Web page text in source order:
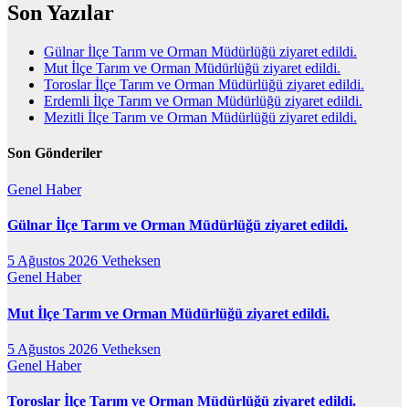
Son Yazılar
Gülnar İlçe Tarım ve Orman Müdürlüğü ziyaret edildi.
Mut İlçe Tarım ve Orman Müdürlüğü ziyaret edildi.
Toroslar İlçe Tarım ve Orman Müdürlüğü ziyaret edildi.
Erdemli İlçe Tarım ve Orman Müdürlüğü ziyaret edildi.
Mezitli İlçe Tarım ve Orman Müdürlüğü ziyaret edildi.
Son Gönderiler
Genel Haber
Gülnar İlçe Tarım ve Orman Müdürlüğü ziyaret edildi.
5 Ağustos 2026 Vetheksen
Genel Haber
Mut İlçe Tarım ve Orman Müdürlüğü ziyaret edildi.
5 Ağustos 2026 Vetheksen
Genel Haber
Toroslar İlçe Tarım ve Orman Müdürlüğü ziyaret edildi.